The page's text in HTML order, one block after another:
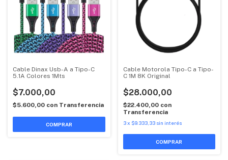
Cable Dinax Usb-A a Tipo-C
5.1A Colores 1Mts
$7.000,00
$5.600,00 con Transferencia
Cable Motorola Tipo-C a Tipo-
C 1M 8K Original
$28.000,00
$22.400,00 con
Transferencia
3 x $9.333,33 sin interés